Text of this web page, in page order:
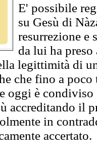
E' possibile
su Gesù di
resurrezione e
da lui ha preso
legittimità di
che fino a
oggi è
accreditando il
in
accertato.